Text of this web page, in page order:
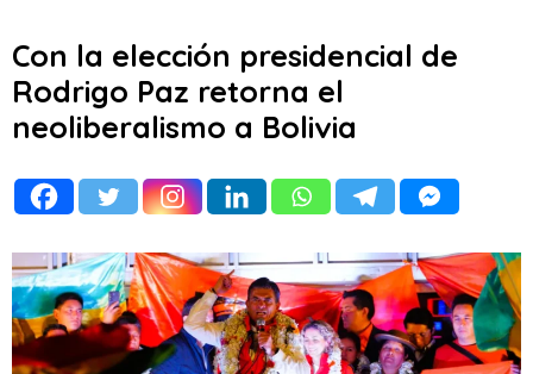
Con la elección presidencial de
Rodrigo Paz retorna el
neoliberalismo a Bolivia